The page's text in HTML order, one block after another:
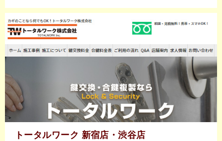
トータルワーク 新宿店・渋谷店